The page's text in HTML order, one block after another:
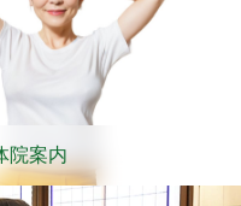
院案内